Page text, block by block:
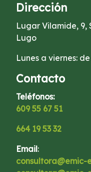
Dirección
Lugar Vilamide, 9,
Lugo
Lunes a viernes:
Contacto
Teléfonos:
609 55 67 51
664 19 53 32
Email:
consultora@emic-